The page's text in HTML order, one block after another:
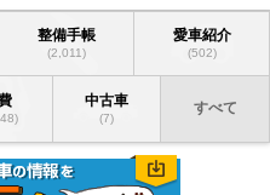
整備手帳
(2,011)
愛車紹介
(502)
中古車
(7)
すべて